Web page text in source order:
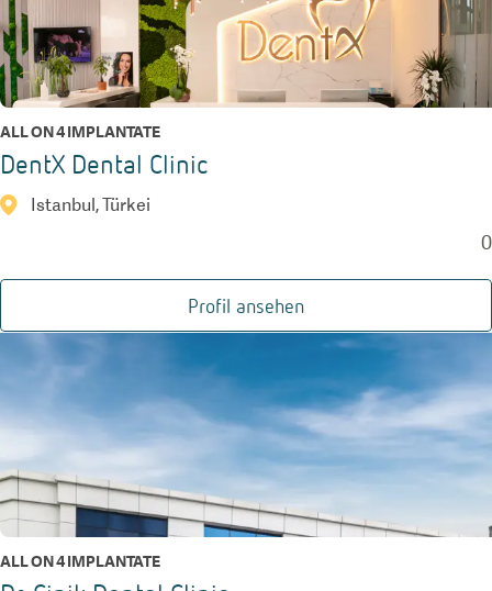
ALL ON 4 IMPLANTATE
DentX Dental Clinic
Istanbul, Türkei
0
Profil ansehen
ALL ON 4 IMPLANTATE